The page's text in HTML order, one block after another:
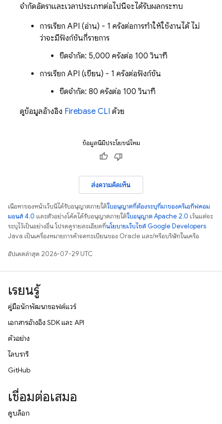
จำกัดอัตราและเวลาประเภทต่อไปนี้จะได้รับผลกระทบ
การเรียก API (อ่าน) - 1 ครั้งต่อการทำให้ใช้งานได้ ไม่
ว่าจะมีฟังก์ชันกี่รายการ
ขีดจำกัด: 5,000 ครั้งต่อ 100 วินาที
การเรียก API (เขียน) - 1 ครั้งต่อฟังก์ชัน
ขีดจำกัด: 80 ครั้งต่อ 100 วินาที
ดูข้อมูลอ้างอิง Firebase CLI ด้วย
ข้อมูลนี้มีประโยชน์ไหม
ส่งความคิดเห็น
เนื้อหาของหน้าเว็บนี้ได้รับอนุญาตภายใต้ใบอนุญาตที่ต้องระบุที่มาของครีเอทีฟคอม
มอนส์ 4.0 และตัวอย่างโค้ดได้รับอนุญาตภายใต้ใบอนุญาต Apache 2.0 เว้นแต่จะ
ระบุไว้เป็นอย่างอื่น โปรดดูรายละเอียดที่นโยบายเว็บไซต์ Google Developers
Java เป็นเครื่องหมายการค้าจดทะเบียนของ Oracle และ/หรือบริษัทในเครือ
อัปเดตล่าสุด 2026-07-29 UTC
เรียนรู้
คู่มือนักพัฒนาซอฟต์แวร์
เอกสารอ้างอิง SDK และ API
ตัวอย่าง
ไลบรารี
GitHub
เชื่อมต่อเสมอ
ดูบล็อก